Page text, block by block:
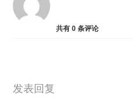
共有0 条评论
发表回复